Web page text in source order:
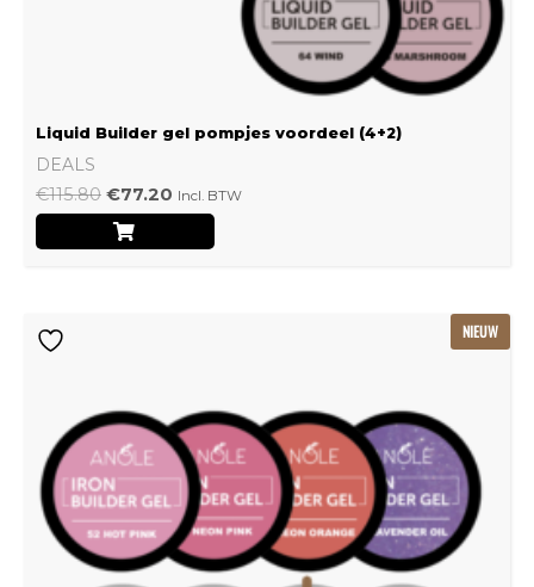
Liquid Builder gel pompjes voordeel (4+2)
DEALS
€115.80 €77.20 Incl. BTW
NIEUW